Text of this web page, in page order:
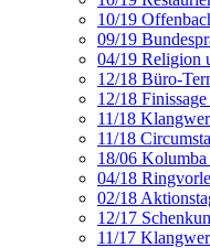
10/19
09/19
04/19 Religion
12/18 Büro-
12/18
11/18
11/18
18/06 Kolumba
04/18
02/18
12/17
11/17